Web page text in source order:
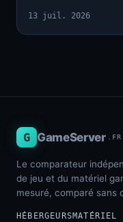
13 juil. 2026
G GameServer .FR
Le comparateur
de jeu et du matériel
mesuré, comparé sans
HÉBERGEURSMATÉRIEL